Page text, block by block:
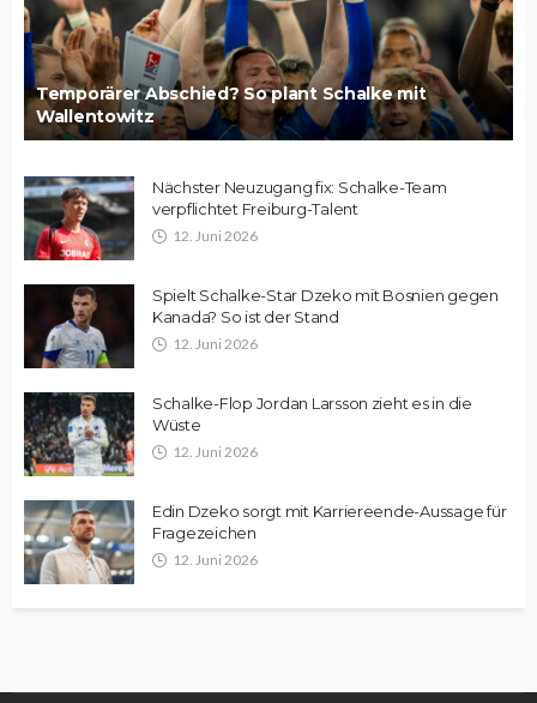
Temporärer Abschied? So plant Schalke mit
Wallentowitz
Nächster Neuzugang fix: Schalke-Team
verpflichtet Freiburg-Talent
12. Juni 2026
Spielt Schalke-Star Dzeko mit Bosnien gegen
Kanada? So ist der Stand
12. Juni 2026
Schalke-Flop Jordan Larsson zieht es in die
Wüste
12. Juni 2026
Edin Dzeko sorgt mit Karriereende-Aussage für
Fragezeichen
12. Juni 2026